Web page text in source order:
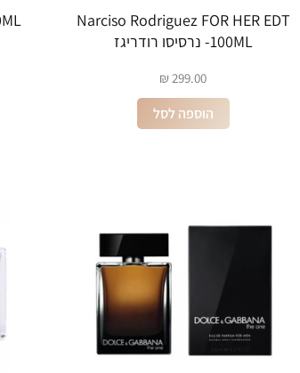
Narciso Rodriguez FOR HER EDT
100ML- נרסיסו רודריגז
299.00
₪
הוספה לסל